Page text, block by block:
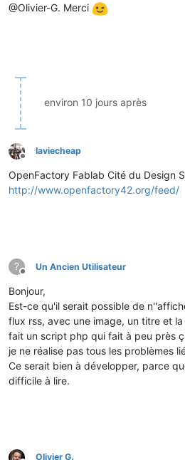
@Olivier-G. Merci
environ 10 jours après
Hors-ligne
laviecheap
OpenFactory Fablab Cité du Design
http://www.openfactory42.org/feed/
?
Hors-ligne
Un Ancien Utilisateur
Bonjour,
Est-ce qu'il serait possible de
flux rss, avec une image, un titre et
fait un script php qui fait à peu près
je ne réalise pas tous les problèmes
Ce serait bien à développer, parce
difficile à lire.
Olivier G.